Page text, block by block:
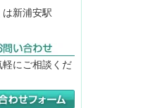
新浦安駅
軽にご相談くだ